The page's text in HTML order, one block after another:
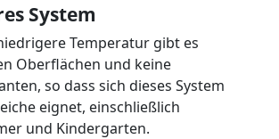
System
Temperatur gibt es
Oberflächen und keine
so dass sich dieses System
eignet, einschließlich
und Kindergarten.